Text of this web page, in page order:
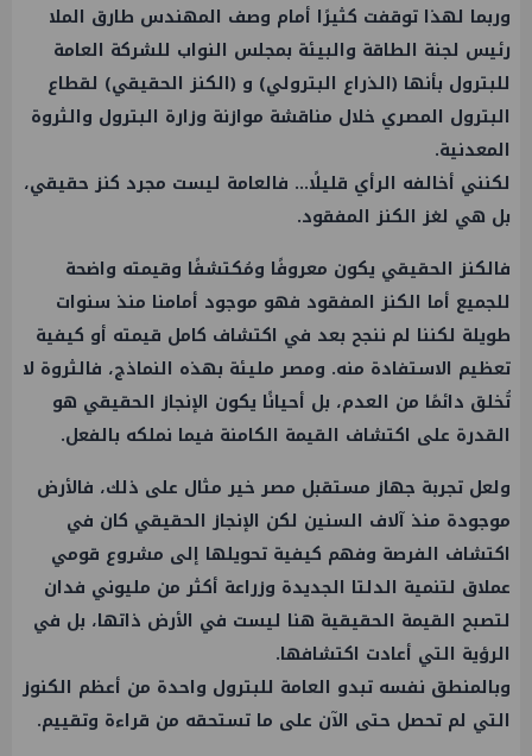
وربما لهذا توقفت كثيرًا أمام وصف المهندس طارق الملا
رئيس لجنة الطاقة والبيئة بمجلس النواب للشركة العامة
للبترول بأنها (الذراع البترولي) و (الكنز الحقيقي) لقطاع
البترول المصري خلال مناقشة موازنة وزارة البترول والثروة
المعدنية.
لكنني أخالفه الرأي قليلًا… فالعامة ليست مجرد كنز حقيقي،
بل هي لغز الكنز المفقود.
فالكنز الحقيقي يكون معروفًا ومُكتشفًا وقيمته واضحة
للجميع أما الكنز المفقود فهو موجود أمامنا منذ سنوات
طويلة لكننا لم ننجح بعد في اكتشاف كامل قيمته أو كيفية
تعظيم الاستفادة منه. ومصر مليئة بهذه النماذج، فالثروة لا
تُخلق دائمًا من العدم، بل أحيانًا يكون الإنجاز الحقيقي هو
القدرة على اكتشاف القيمة الكامنة فيما نملكه بالفعل.
ولعل تجربة جهاز مستقبل مصر خير مثال على ذلك، فالأرض
موجودة منذ آلاف السنين لكن الإنجاز الحقيقي كان في
اكتشاف الفرصة وفهم كيفية تحويلها إلى مشروع قومي
عملاق لتنمية الدلتا الجديدة وزراعة أكثر من مليوني فدان
لتصبح القيمة الحقيقية هنا ليست في الأرض ذاتها، بل في
الرؤية التي أعادت اكتشافها.
وبالمنطق نفسه تبدو العامة للبترول واحدة من أعظم الكنوز
التي لم تحصل حتى الآن على ما تستحقه من قراءة وتقييم.